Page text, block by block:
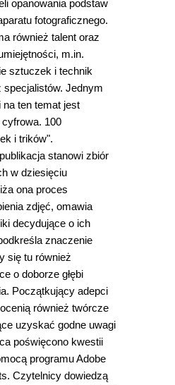
opanowania podstaw
fotograficznego.
również talent oraz
m.in.
sztuczek i technik
Jednym
na ten temat jest
100
i trików".
stanowi zbiór
w dziesięciu
ona proces
zdjęć, omawia
decydujące o ich
znaczenie
się tu również
o doborze głębi
Początkujący adepci
również twórcze
uzyskać godne uwagi
poświęcono kwestii
programu Adobe
Czytelnicy dowiedzą